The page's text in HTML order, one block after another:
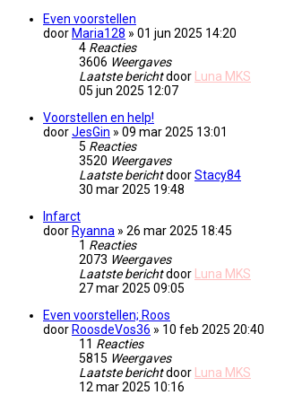
Even voorstellen
door Maria128 » 01 jun 2025 14:20
4 Reacties
3606 Weergaves
Laatste berichtdoor
Luna MKS
05 jun 2025 12:07
Voorstellen en help!
doorJesGin » 09 mar 2025 13:01
5 Reacties
3520 Weergaves
Laatste berichtdoorStacy84
30 mar 2025 19:48
Infarct
door Ryanna » 26 mar 2025 18:45
1 Reacties
2073 Weergaves
Laatste berichtdoor
Luna MKS
27 mar 2025 09:05
Even voorstellen; Roos
door RoosdeVos36 » 10 feb 2025 20:40
11 Reacties
5815 Weergaves
Laatste berichtdoor
Luna MKS
12 mar 2025 10:16